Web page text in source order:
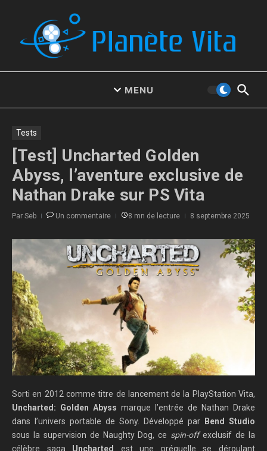
MENU
Tests
[Test] Uncharted Golden
Abyss, l’aventure exclusive de
Nathan Drake sur PS Vita
Par Seb Un commentaire 8 mn de lecture 8 septembre 2025
Sorti en 2012 comme titre de lancement de la PlayStation Vita,
Uncharted: Golden Abyss marque l’entrée de Nathan Drake
dans l’univers portable de Sony. Développé par
Bend Studio
sous la supervision de Naughty Dog, ce spin-offexclusif de la
célèbre saga Uncharted
est une préquelle se déroulant